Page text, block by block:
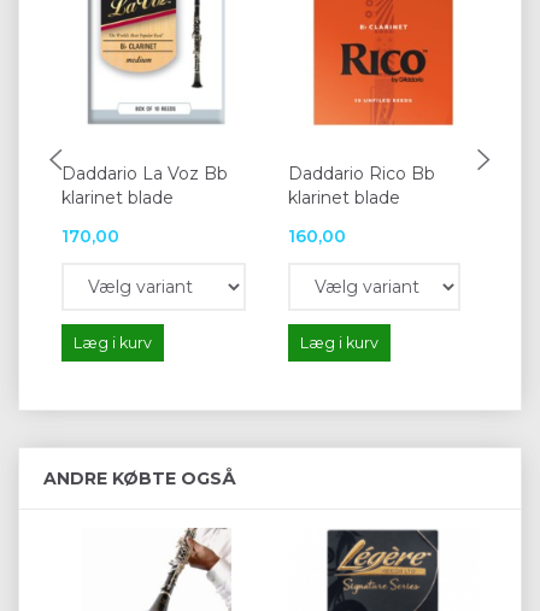
Daddario La Voz Bb
klarinet blade
170,00
Læg i kurv
Daddario Rico Bb
klarinet blade
160,00
Læg i kurv
ANDRE KØBTE OGSÅ